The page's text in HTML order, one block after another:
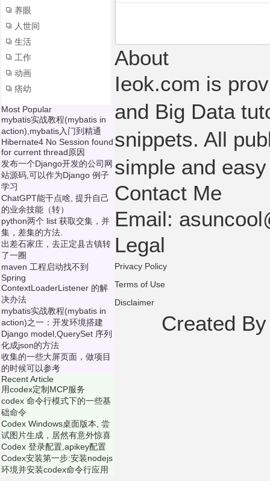
养眼
人世间
生活
工作
动画
痞幼
Most Popular
mybatis实战教程(mybatis in
action),mybatis入门到精通
Hibernate4 No Session found
for current thread原因
发布一个Django开发的公司网
站源码,可以作为Django 例子
学习
ChatGPT能干点啥, 提升自己
的业余技能（转）
python两个 list 获取交集，并
集，差集的方法.
出差石家庄，去正定县古镇转
了一圈
maven 工程启动找不到
Spring
ContextLoaderListener 的解
决办法
mybatis实战教程(mybatis in
action)之一：开发环境搭建
Django model,QuerySet 序列
化成json的方法
收集的一些大屏页面，做项目
的时候可以参考
Recent Article
用codex定制MCP服务
codex 命令行模式下的一些基
础命令
Codex Windows桌面版本, 尝
试图片生成，居然有意外惊喜
Codex 登录配置,apikey配置
Codex安装第一步:安装nodejs
环境并安装codex命令行应用
About
Ieok.com is
and Big Data
snippets. All
simple and
Contact Me
Email:
Legal
Privacy Policy
Terms of Use
Disclaimer
Created